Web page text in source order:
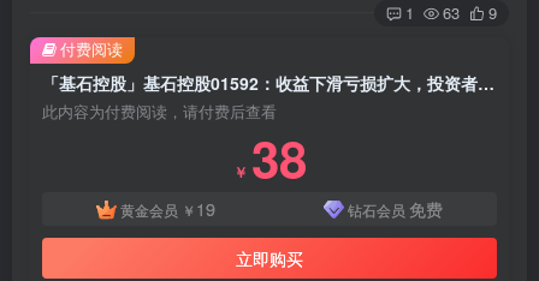
1 63 9
「基石控股」基石控股01592：收益下滑亏损扩大，投资者如何应对？
此内容为付费阅读，请付费后查看
￥ 38
黄金会员 ￥ 19 钻石会员 免费
立即购买
付费阅读